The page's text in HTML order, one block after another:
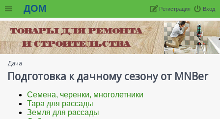
ДОМ Вход
Регистрация
Дача
Подготовка к дачному сезону от MNBer
Семена, черенки, многолетники
Тара для рассады
Земля для рассады